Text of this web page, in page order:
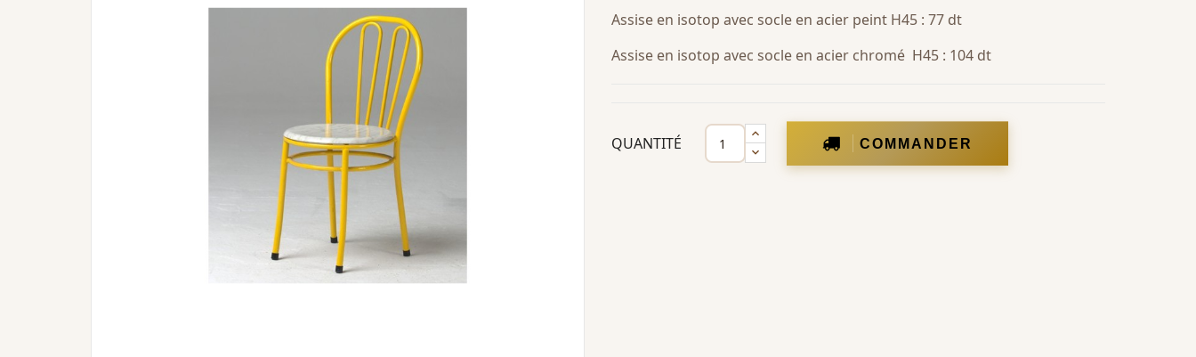
Assise en isotop avec socle en acier peint H45 : 77 dt
Assise en isotop avec socle en acier chromé H45 : 104 dt
QUANTITÉ COMMANDER